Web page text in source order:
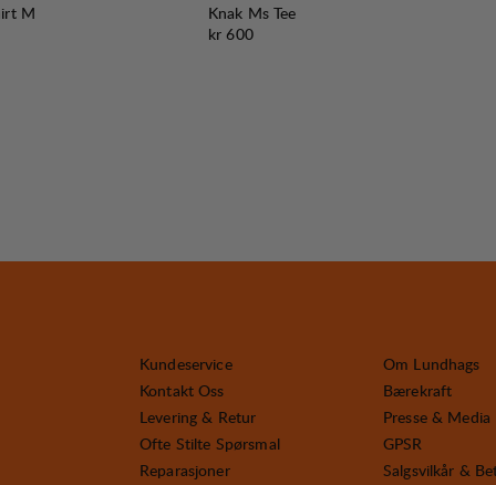
M
Knak Ms Tee
Pris:
kr 600
Kundeservice
Kontakt Oss
Levering & Retur
Ofte Stilte Spørsmal
Reparasjoner
Om Lundhags
Bærekraft
Presse & Media
GPSR
Salgsvilkår &